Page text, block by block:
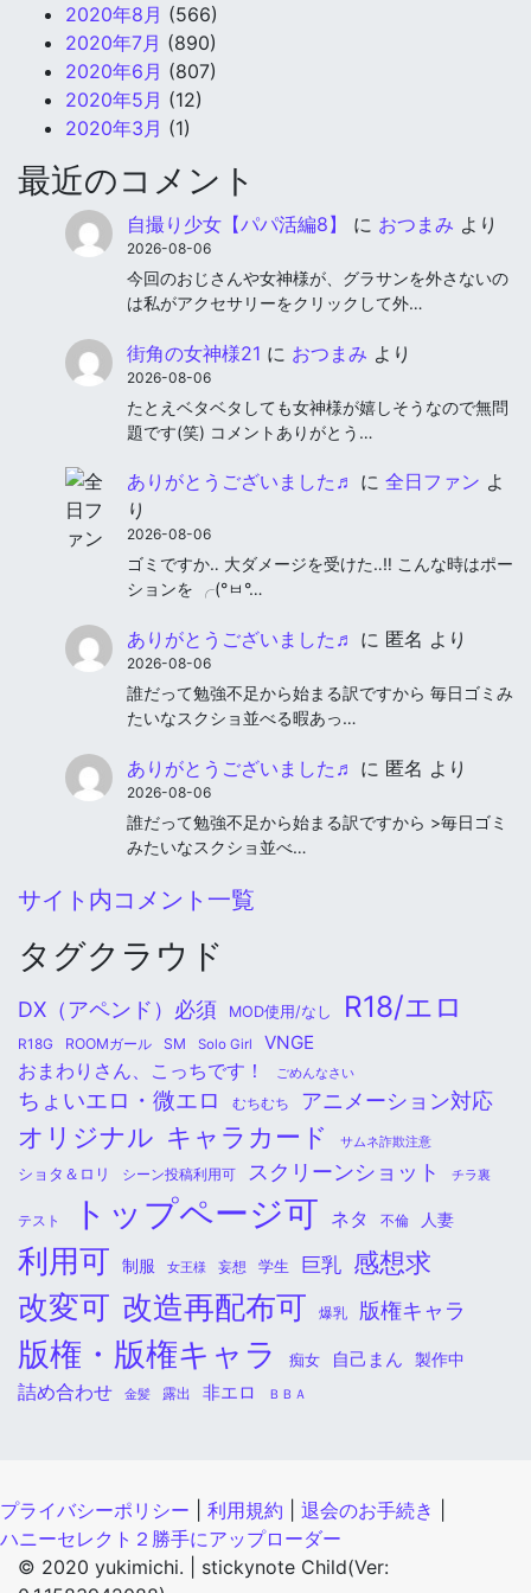
2020年8月 (566)
2020年7月 (890)
2020年6月 (807)
2020年5月 (12)
2020年3月 (1)
最近のコメント
自撮り少女【パパ活編8】 に おつまみ より
2026-08-06
今回のおじさんや女神様が、グラサンを外さないの
は私がアクセサリーをクリックして外…
街角の女神様21 に おつまみ より
2026-08-06
たとえベタベタしても女神様が嬉しそうなので無問
題です(笑) コメントありがとう…
ありがとうございました♬ に 全日ファン よ
り
2026-08-06
ゴミですか‥ 大ダメージを受けた‥‼︎ こんな時はポー
ションを ╭(°ㅂ°…
ありがとうございました♬ に 匿名 より
2026-08-06
誰だって勉強不足から始まる訳ですから 毎日ゴミみ
たいなスクショ並べる暇あっ…
ありがとうございました♬ に 匿名 より
2026-08-06
誰だって勉強不足から始まる訳ですから >毎日ゴミ
みたいなスクショ並べ…
サイト内コメント一覧
タグクラウド
DX（アペンド）必須 MOD使用/なし R18/エロ
R18G ROOMガール SM Solo Girl VNGE
おまわりさん、こっちです！ ごめんなさい
ちょいエロ・微エロ むちむち アニメーション対応
オリジナル キャラカード サムネ詐欺注意
ショタ＆ロリ シーン投稿利用可 スクリーンショット チラ裏
テスト トップページ可 ネタ 不倫 人妻
利用可 制服 女王様 妄想 学生 巨乳 感想求
改変可 改造再配布可 爆乳 版権キャラ
版権・版権キャラ 痴女 自己まん 製作中
詰め合わせ 金髪 露出 非エロ ＢＢＡ
プライバシーポリシー 利用規約 退会のお手続き
ハニーセレクト２勝手にアップローダー
© 2020 yukimichi. | stickynote Child(Ver: